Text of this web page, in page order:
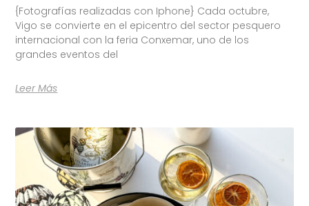
{Fotografías realizadas con Iphone} Cada octubre,
Vigo se convierte en el epicentro del sector pesquero
internacional con la feria Conxemar, uno de los
grandes eventos del
Leer Más